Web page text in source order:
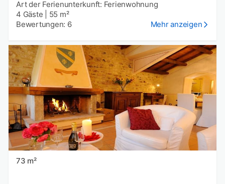
Art der Ferienunterkunft: Ferienwohnung
4 Gäste
55 m²
Bewertungen: 6
Mehr anzeigen
73 m²